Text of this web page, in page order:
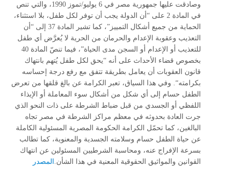
وصادقت عليها جمهورية مصر في 6 يوليو/تموز 1990، والتي تنص
في المادة 2 على “أن الدولة يجب أن توفر لكل طفل، بلا استثناء،
الحماية من جميع أشكال التمييز”، كما تشير المادة 37 إلى “أن
التعذيب وعقوبة الإعدام والحرمان من الحرية لا يُعرَّض أي طفل
للتعذيب أو الإعدام أو السجن مدى الحياة”، فيما تنصّ المادة 40
بخصوص قضاء الأحداث على أنه “يحق لكل طفل يُتهم بانتهاك
قانون العقوبات أن يعامل بطريقة تتفق مع رفع درجة إحساسه
بكرامته“. وفي هذا السياق، تعبر الكرامة عن بالغ قلقها من تعرض
الطفل حسام إلى أي شكل من أشكال سوء المعاملة أو الإيذاء
اللفظي أو الجسدي من قبل ضباط الشرطة على ذات النحو الذي
جرت العادة بحدوثه في معظم مراكز الشرطة في مصر تجاه
البالغين، كما تحمّل الكرامة الحكومة المصرية المسئولية الكاملة
عن حياة الطفل حسام وسلامته الجسدية والمعنوية، كما تطالب
بسرعة الإفراج عنه، ومحاسبة الشرطيين المسئولين عن انتهاك
القوانين والمواثيق الحقوقية المعنية في هذا الشأن. المصدر